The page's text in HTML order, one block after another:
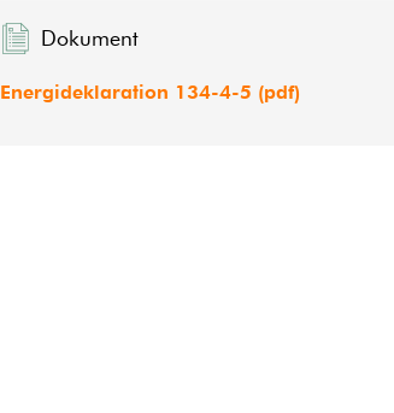
Dokument
Energideklaration 134-4-5 (pdf)